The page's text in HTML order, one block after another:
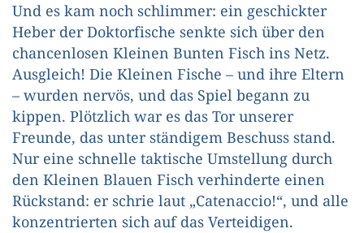
Und es kam noch schlimmer: ein geschickter
Heber der Doktorfische senkte sich über den
chancenlosen Kleinen Bunten Fisch ins Netz.
Ausgleich! Die Kleinen Fische – und ihre Eltern
– wurden nervös, und das Spiel begann zu
kippen. Plötzlich war es das Tor unserer
Freunde, das unter ständigem Beschuss stand.
Nur eine schnelle taktische Umstellung durch
den Kleinen Blauen Fisch verhinderte einen
Rückstand: er schrie laut „Catenaccio!“, und alle
konzentrierten sich auf das Verteidigen.